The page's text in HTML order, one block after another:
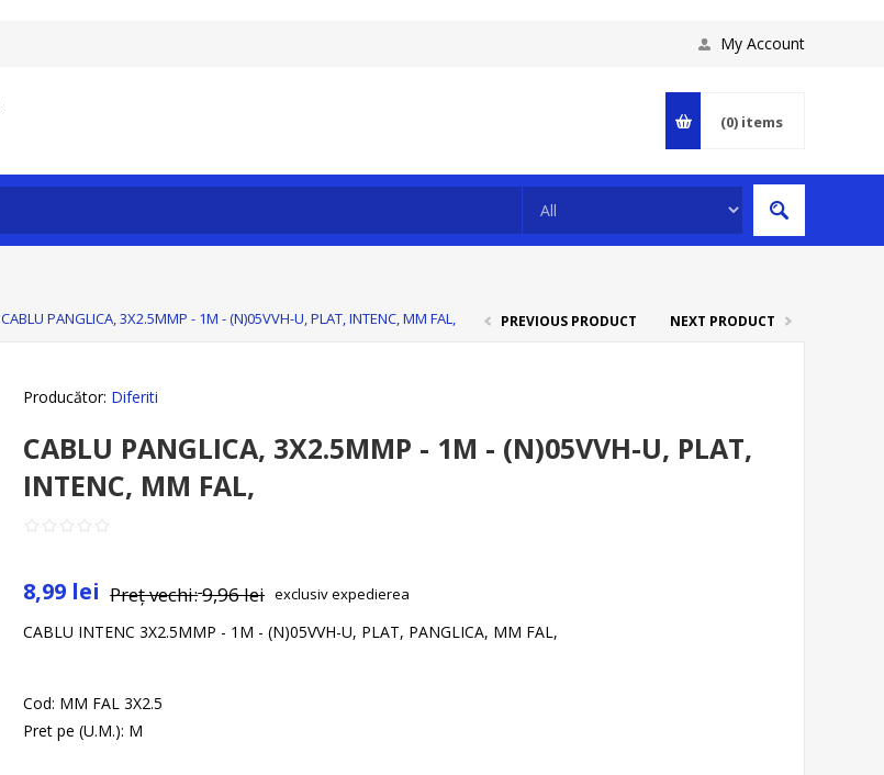
My Account
(0) items
CABLU PANGLICA, 3X2.5MMP - 1M - (N)05VVH-U, PLAT, INTENC, MM FAL, PREVIOUS PRODUCT NEXT PRODUCT
Producător: Diferiti
CABLU PANGLICA, 3X2.5MMP - 1M - (N)05VVH-U, PLAT,
INTENC, MM FAL,
8,99 lei Preț vechi:9,96 lei exclusivexpedierea
CABLU INTENC 3X2.5MMP - 1M - (N)05VVH-U, PLAT, PANGLICA, MM FAL,
Cod: MM FAL 3X2.5
Pret pe (U.M.): M